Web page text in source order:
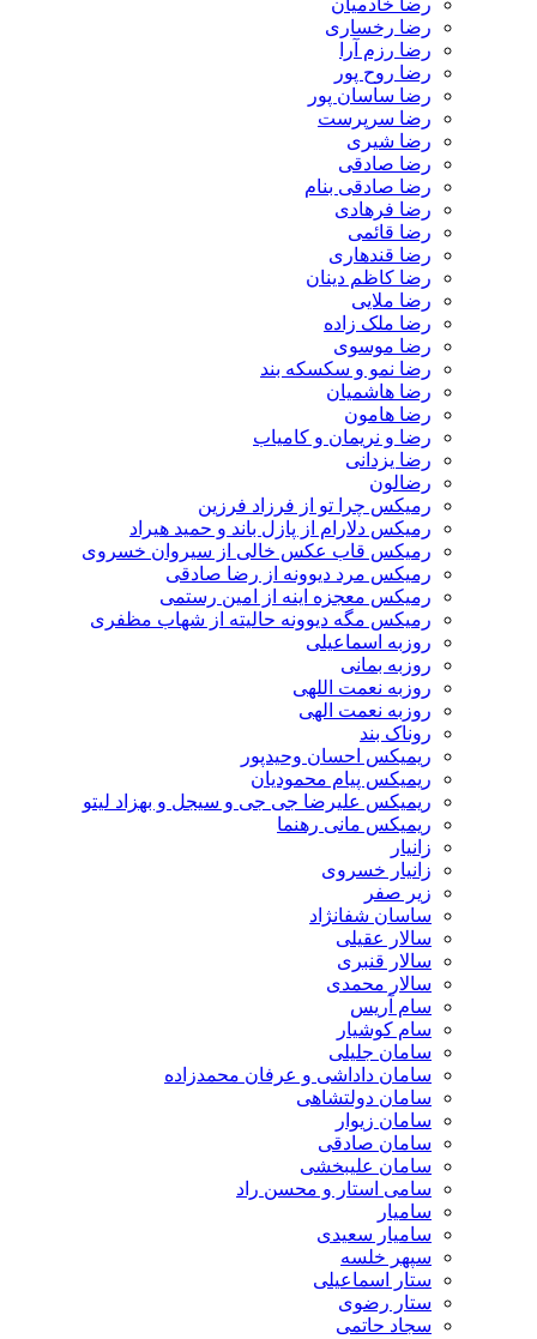
رضا خادمیان
رضا رخساری
رضا رزم آرا
رضا روح پور
رضا ساسان پور
رضا سرپرست
رضا شیری
رضا صادقی
رضا صادقی بنام
رضا فرهادی
رضا قائمی
رضا قندهاری
رضا کاظم دینان
رضا ملایی
رضا ملک زاده
رضا موسوی
رضا نمو و سکسکه بند
رضا هاشمیان
رضا هامون
رضا و نریمان و کامیاب
رضا یزدانی
رضالون
رمیکس چرا تو از فرزاد فرزین
رمیکس دلارام از پازل باند و حمید هیراد
رمیکس قاب عکس خالی از سیروان خسروی
رمیکس مرد دیوونه از رضا صادقی
رمیکس معجزه اینه از امین رستمی
رمیکس مگه دیوونه حالیته از شهاب مظفری
روزبه اسماعیلی
روزبه بمانی
روزبه نعمت اللهی
روزبه نعمت الهی
روناک بند
ریمیکس احسان وحیدپور
ریمیکس پیام محمودیان
ریمیکس علیرضا جی جی و سیجل و بهزاد لیتو
ریمیکس مانی رهنما
زانیار
زانیار خسروی
زیر صفر
ساسان شفانژاد
سالار عقیلی
سالار قنبری
سالار محمدی
سام آریس
سام کوشیار
سامان جلیلی
سامان داداشی و عرفان محمدزاده
سامان دولتشاهی
سامان زیوار
سامان صادقی
سامان علیبخشی
سامی استار و محسن راد
سامیار
سامیار سعیدی
سپهر خلسه
ستار اسماعیلی
ستار رضوی
سجاد حاتمی